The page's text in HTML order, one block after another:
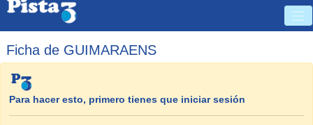
Ficha de GUIMARAENS
Para hacer esto, primero tienes que iniciar sesión